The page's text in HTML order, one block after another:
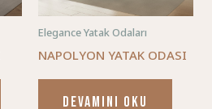
Elegance Yatak Odaları
NAPOLYON YATAK ODASI
DEVAMINI OKU